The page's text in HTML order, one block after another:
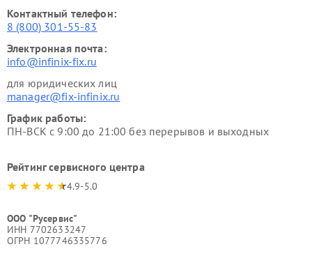
Контактный телефон:
8 (800) 301-55-83
Электронная почта:
info@infinix-fix.ru
для юридических лиц
manager@fix-infinix.ru
График работы:
ПН-ВСК с 9:00 до 21:00 без перерывов и выходных
Рейтинг сервисного центра
4.9-5.0
ООО "Русервис"
ИНН 7702633247
ОГРН 1077746335776